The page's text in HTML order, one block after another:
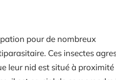
pour de nombreux
Ces insectes
leur nid est situé à proximité